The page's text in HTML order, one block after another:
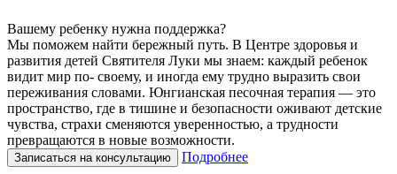
Вашему ребенку нужна поддержка?
Мы поможем найти бережный путь. В Центре здоровья и
развития детей Святителя Луки мы знаем: каждый ребенок
видит мир по- своему, и иногда ему трудно выразить свои
переживания словами. Юнгианская песочная терапия — это
пространство, где в тишине и безопасности оживают детские
чувства, страхи сменяются уверенностью, а трудности
превращаются в новые возможности.
Записаться на консультацию Подробнее